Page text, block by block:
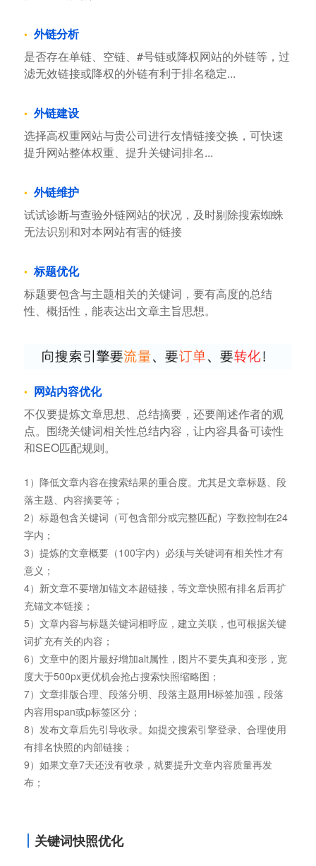
外链分析
是否存在单链、空链、#号链或降权网站的外链等，过
滤无效链接或降权的外链有利于排名稳定...
外链建设
选择高权重网站与贵公司进行友情链接交换，可快速
提升网站整体权重、提升关键词排名...
外链维护
试试诊断与查验外链网站的状况，及时剔除搜索蜘蛛
无法识别和对本网站有害的链接
标题优化
标题要包含与主题相关的关键词，要有高度的总结
性、概括性，能表达出文章主旨思想。
网站内容优化
不仅要提炼文章思想、总结摘要，还要阐述作者的观
点。围绕关键词相关性总结内容，让内容具备可读性
和SEO匹配规则。
1）降低文章内容在搜索结果的重合度。尤其是文章标题、段
落主题、内容摘要等；
2）标题包含关键词（可包含部分或完整匹配）字数控制在24
字内；
3）提炼的文章概要（100字内）必须与关键词有相关性才有
意义；
4）新文章不要增加锚文本超链接，等文章快照有排名后再扩
充锚文本链接；
5）文章内容与标题关键词相呼应，建立关联，也可根据关键
词扩充有关的内容；
6）文章中的图片最好增加alt属性，图片不要失真和变形，宽
度大于500px更优机会抢占搜索快照缩略图；
7）文章排版合理、段落分明、段落主题用H标签加强，段落
内容用span或p标签区分；
8）发布文章后先引导收录。如提交搜索引擎登录、合理使用
有排名快照的内部链接；
9）如果文章7天还没有收录，就要提升文章内容质量再发
布；
关键词快照优化